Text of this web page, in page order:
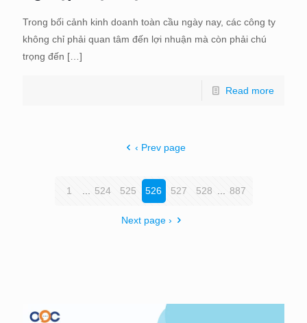
Trong bối cảnh kinh doanh toàn cầu ngày nay, các công ty
không chỉ phải quan tâm đến lợi nhuận mà còn phải chú
trọng đến […]
Read more
‹ Prev page
1 524 525 526 527 528 887
Next page ›